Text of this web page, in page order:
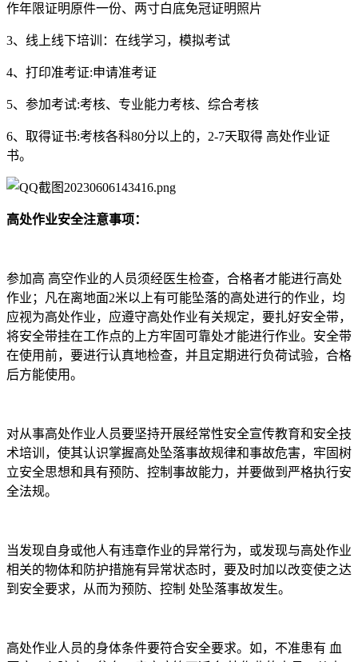
作年限证明原件一份、两寸白底免冠证明照片
3、线上线下培训：在线学习，模拟考试
4、打印准考证:申请准考证
5、参加考试:考核、专业能力考核、综合考核
6、取得证书:考核各科80分以上的，2-7天取得 高处作业证
书。
高处作业安全注意事项：
参加高 高空作业的人员须经医生检查，合格者才能进行高处
作业；凡在离地面2米以上有可能坠落的高处进行的作业，均
应视为高处作业，应遵守高处作业有关规定，要扎好安全带，
将安全带挂在工作点的上方牢固可靠处才能进行作业。安全带
在使用前，要进行认真地检查，并且定期进行负荷试验，合格
后方能使用。
对从事高处作业人员要坚持开展经常性安全宣传教育和安全技
术培训，使其认识掌握高处坠落事故规律和事故危害，牢固树
立安全思想和具有预防、控制事故能力，并要做到严格执行安
全法规。
当发现自身或他人有违章作业的异常行为，或发现与高处作业
相关的物体和防护措施有异常状态时，要及时加以改变使之达
到安全要求，从而为预防、控制 处坠落事故发生。
高处作业人员的身体条件要符合安全要求。如，不准患有 血